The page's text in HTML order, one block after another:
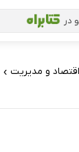
در
اقتصاد و مدیریت ›